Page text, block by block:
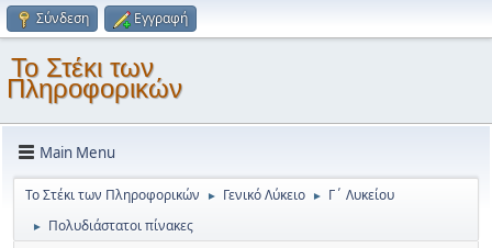
Σύνδεση Εγγραφή
Το Στέκι των
Πληροφορικών
Main Menu
Το Στέκι των Πληροφορικών ► Γενικό Λύκειο ► Γ΄ Λυκείου
► Πολυδιάστατοι πίνακες